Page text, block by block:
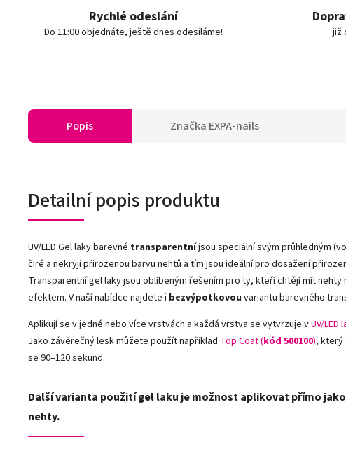
Rychlé odeslání
Do 11:00 objednáte, ještě dnes odesíláme! již
Popis Značka EXPA-nails
Detailní popis produktu
UV/LED Gel laky barevné transparentníjsou speciální svým průhledným
čiré a nekryjí přirozenou barvu nehtů a tím jsou ideální pro dosažení
Transparentní gel laky jsou oblíbeným řešením pro ty, kteří chtějí mít nehty
efektem. V naší nabídce najdete i bezvýpotkovou variantu barevného
Aplikují se v jedné nebo více vrstvách a každá vrstva se vytvrzuje vUV/LED
Jako závěrečný lesk můžete použít například Top Coat (kód 500100), který
se 90–120 sekund.
Další varianta použití gel laku je možnost aplikovat přímo
nehty.